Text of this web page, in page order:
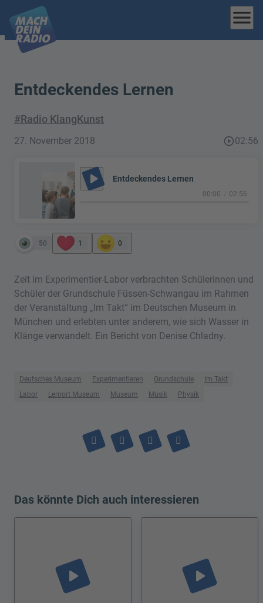
menu
Entdeckendes Lernen
#Radio KlangKunst
27. November 2018 play_circle_outline02:56
play_arrow Entdeckendes Lernen
00:00 02:56
50 1 0
Zeit im Experimentier-Labor verbrachten Schülerinnen und
Schüler der Grundschule Füssen-Schwangau im Rahmen
der Veranstaltung „Im Takt“ im Deutschen Museum in
München und erlebten unter anderem, wie sich Wasser in
Klänge verwandelt. Ein Bericht von Denise Chladny.
Deutsches Museum Experimentieren Grundschule
Im Takt
Labor
Lernort Museum Museum Musik Physik
Das könnte Dich auch interessieren
play_arrow play_arrow